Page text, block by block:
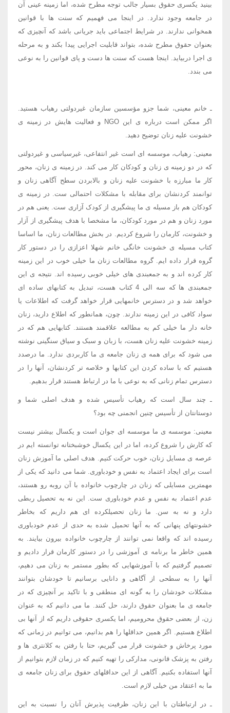
بینید یکسری حقوق بسیار جالب توجه مطرح شده، اما زمینه عینی آن
در جامعه وجود ندارد. در اینجا می فهمیم که سنت ها با قوانین
همخوانی ندارند. در شرایط اجتماعی باید جریانی باشد که آنچیزی که
بعنوان حقوق مطرح شده، بتواند قابلیت اجرایی پیدا بکند و به مرحله
ی اجرا دربیاید. اینجا هست که سنت ها دست و پای قوانین را به نوعی
می بندد.
ـ خانم معینی، شما جزو مؤسسین سازمان غیردولتی رهیاب هستید.
اگر ممکن است درباره ی این NGO و فعالیت هایش در زمینه ی
خشونت علیه زنان توضیح دهید.
معینی: رهیاب، موسسه ای است غیر انتفاعی، غیرسیاسی و غیردولتی
که در دو زمینه ی زنان و کودکان کار می کند. در زمینه ی زنان، محور
کار ما مبارزه با خشونت علیه زنان و بالابردن سطح آگاهی زنان و
توانمند کردنشان برای مقابله با مشکلات احتمالی ست. در زمینه ی
کودکان هم باز مسیله ی ما پیشگیری از کودک آزاری ست. یعنی هم در
مورد زنان و هم در مورد کودکان، ما مشخصا با هدف پیشگیری از آزار
و خشونت، کارمان را شروع کردیم. در بخش مطالعات زنان، ما اساسا
كتاب مسیله ی خشونت خانگی خانم شهلا اعزازی را در دستور کار
گروه قرار داده ایم. گروه مطالعات زنان ما خیلی خوب در این زمینه
کار کرده اند و به جمعبندی های خیلی خوبی رسیده اند. نتیجه ی این
جمعبندی ها که سه الی 4 کتاب هست، تبدیل به کتابهای ساده ای
خواهد شد و در دسترس خانمهایی قرار خواهد گرفت که اطلاعات یا
سواد کافی در این زمینه ندارند. چون، همانطور که اطلاع دارید، زنان
خانه دار ما خیلی کم به مطالعه علاقمند هستند. کتابهایی هم که در
زمینه خشونت علیه زنان هست، با زبان و سبک و سیاق سنگینی نوشته
می شود که برای همه ی زنان جامعه ی ما کاربردی ندارد. ما درصدد
هستیم که با ساده کردن این کتابها و خلاصه تر کردنشان، آنها را در
دسترس تمام زنانی که به نوعی با ما در ارتباط هستند قرار بدهیم.
ـ چند سال است كه رهیاب تأسیس شده و هدف اصلی شما و
دوستانتان از تأسیس چنین انجمنی چه بود؟
معینی: موسسه ی ما موسسه ای جوان است و یکسال بیشتر نیست
که کارش را شروع کرده، اما در این یکسال خوشبختانه توانسته ایم در
عرصه ی مسایل زنان، خوب حرکت کنیم. هدف اصلی ما آموزش زنان
است برای ایجاد اعتماد به نفس و خودباوری. شما می دانید که یکی از
مهمترین مسایلی که زنان در چارچوب خانواده با آن روبه رو هستند،
عدم اعتماد به نفس و عدم خودباوری ست. این نه به تحصیل ربطی
دارد و نه به سن. ما زنان تحصیلکرده ای هم داریم که بخاطر
خشونتهای پنهانی که به آنها تحمیل شده به حدی از عدم خودباوری
رسیده اند که واقعا نمی توانند از چارچوب خانواده بیرون بیایند. به
همین خاطر ما برنامه ی آموزشی را در دستور کارمان قرار دادیم و
تصمیم گرفتیم که با آموزشهایی که بطور مستمر به زنان می دهیم،
آنها را به سطحی از آگاهی و دانایی برسانیم تا خودشان بتوانند
مشکلات خودشان را به گونه ای منطقی و با تاکید بر آنچیزی که در
جامعه ی ما بعنوان حقوق دارند، حل كنند. ما می دانیم که به عنوان
زن، از بعضی حقوق محرومیم، اما یکسری حقوقی داریم که از آنها بی
اطلاع هستیم. اگر همین حداقلها را هم بدانیم، می توانیم در زمانی که
مورد پرخاش و خشونت قرار می گیریم، حتا با رفتن به کلانتری ها و
رفتن به پزشک قانونی، مدارکی را تهیه کنیم که در زمان لازم بتوانیم از
آنها استفاده بکنیم. آگاهی از این حداقلهای حقوق برای زنان جامعه ی
ما به اعتقاد من خیلی لازم است.
ـ در ارتباطتان با این زنان، ظرفیت پذیرش آنان را نسبت به این